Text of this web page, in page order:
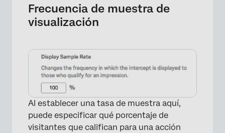
Frecuencia de muestra de
visualización
Al establecer una tasa de muestra aquí,
puede especificar qué porcentaje de
visitantes que califican para una acción